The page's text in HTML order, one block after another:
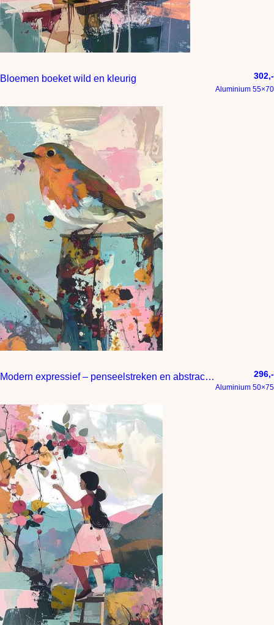
Bloemen boeket wild en kleurig 302,-
Aluminium 55×70
Modern expressief – penseelstreken en abstracte kleurige vlakken 296,-
Aluminium 50×75